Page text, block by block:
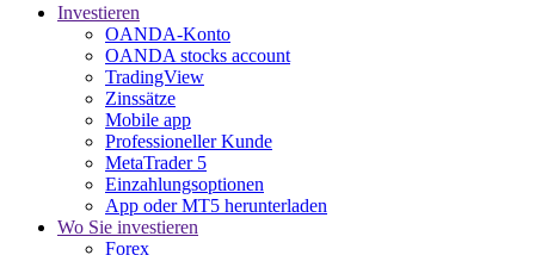
Investieren
OANDA-Konto
OANDA stocks account
TradingView
Zinssätze
Mobile app
Professioneller Kunde
MetaTrader 5
Einzahlungsoptionen
App oder MT5 herunterladen
Wo Sie investieren
Forex